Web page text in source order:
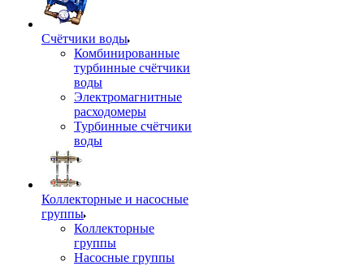
Счётчики воды
Комбинированные
турбинные счётчики
воды
Электромагнитные
расходомеры
Турбинные счётчики
воды
Коллекторные и насосные
группы
Коллекторные
группы
Насосные группы